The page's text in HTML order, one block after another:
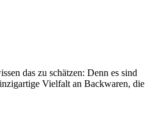
das zu schätzen: Denn es sind
Vielfalt an Backwaren, die